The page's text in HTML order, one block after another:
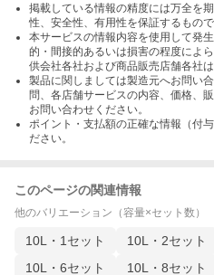
掲載している情報の精度には万全を
性、安全性、有用性を保証するもので
本サービスの情報内容を使用して発
的・間接的あるいは損害の程度によ
供会社各社および商品販売店舗各社
製品に関しましては製造元へお問い
問、各店舗サービスの内容、価格、
お問い合わせください。
ポイント・支払額の正確な情報（付
ださい。
このページの関連情報
他のバリエーション（容量×セット数）
10L・1セット 10L・2セット
10L・6セット
10L・8セット